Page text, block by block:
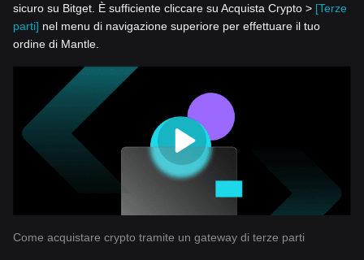
sicuro su Bitget. È sufficiente cliccare su Acquista Crypto > [Terze
parti] nel menu di navigazione superiore per effettuare il tuo
ordine di Mantle.
Come acquistare crypto tramite un gateway di terze parti